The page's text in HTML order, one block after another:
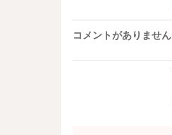
コメントがありません